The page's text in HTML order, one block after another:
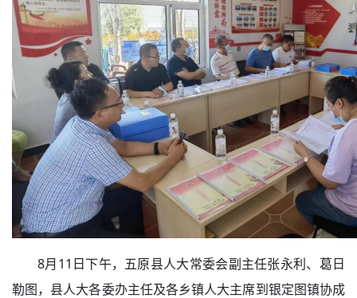
8月11日下午，五原县人大常委会副主任张永利、葛日
勒图，县人大各委办主任及各乡镇人大主席到银定图镇协成